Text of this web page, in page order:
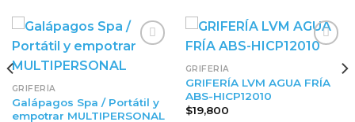
GRIFERÍA
Galápagos Spa / Portátil y
empotrar MULTIPERSONAL
GRIFERÍA
GRIFERÍA LVM AGUA FRÍA
ABS-HICP12010
$19,800